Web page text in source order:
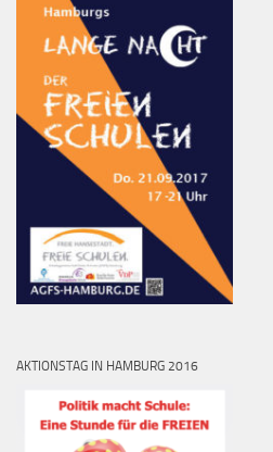
AKTIONSTAG IN HAMBURG 2016